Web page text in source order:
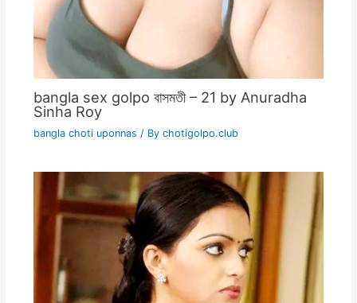
bangla sex golpo বাসমতী – 21 by Anuradha
Sinha Roy
bangla choti uponnas / By chotigolpo.club